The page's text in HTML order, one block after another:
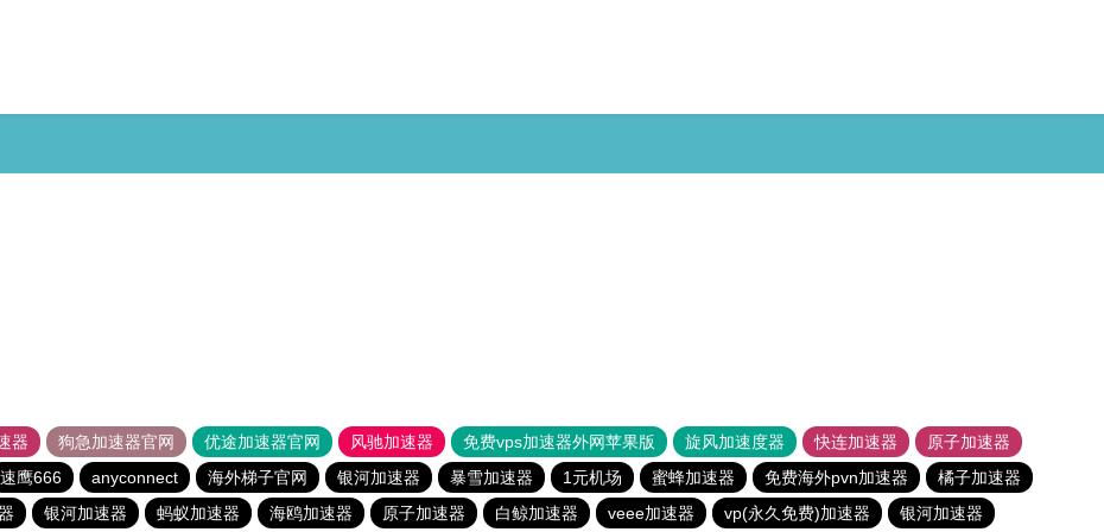
器 狗急加速器官网 优途加速器官网 风驰加速器 免费vps加速器外网苹果版 旋风加速度器 快连加速器
原子加速器
速鹰666 anyconnect 海外梯子官网 银河加速器 暴雪加速器 1元机场 蜜蜂加速器 免费海外pvn加速器
橘子加速器
银河加速器 蚂蚁加速器 海鸥加速器 原子加速器 白鲸加速器 veee加速器 vp(永久免费)加速器
银河加速器